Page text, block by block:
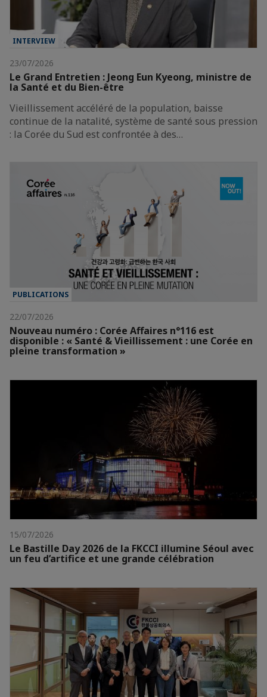
INTERVIEW
23/07/2026
Le Grand Entretien : Jeong Eun Kyeong, ministre de
la Santé et du Bien-être
Vieillissement accéléré de la population, baisse
continue de la natalité, système de santé sous pression
: la Corée du Sud est confrontée à des…
PUBLICATIONS
22/07/2026
Nouveau numéro : Corée Affaires n°116 est
disponible : « Santé & Vieillissement : une Corée en
pleine transformation »
15/07/2026
Le Bastille Day 2026 de la FKCCI illumine Séoul avec
un feu d’artifice et une grande célébration